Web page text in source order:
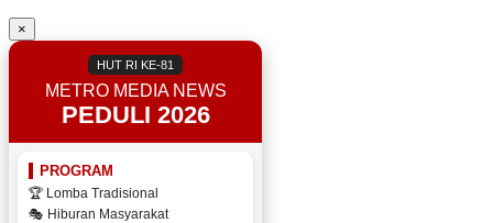
×
HUT RI KE-81
METRO MEDIA NEWS
PEDULI 2026
PROGRAM
🏆 Lomba Tradisional
🎭 Hiburan Masyarakat